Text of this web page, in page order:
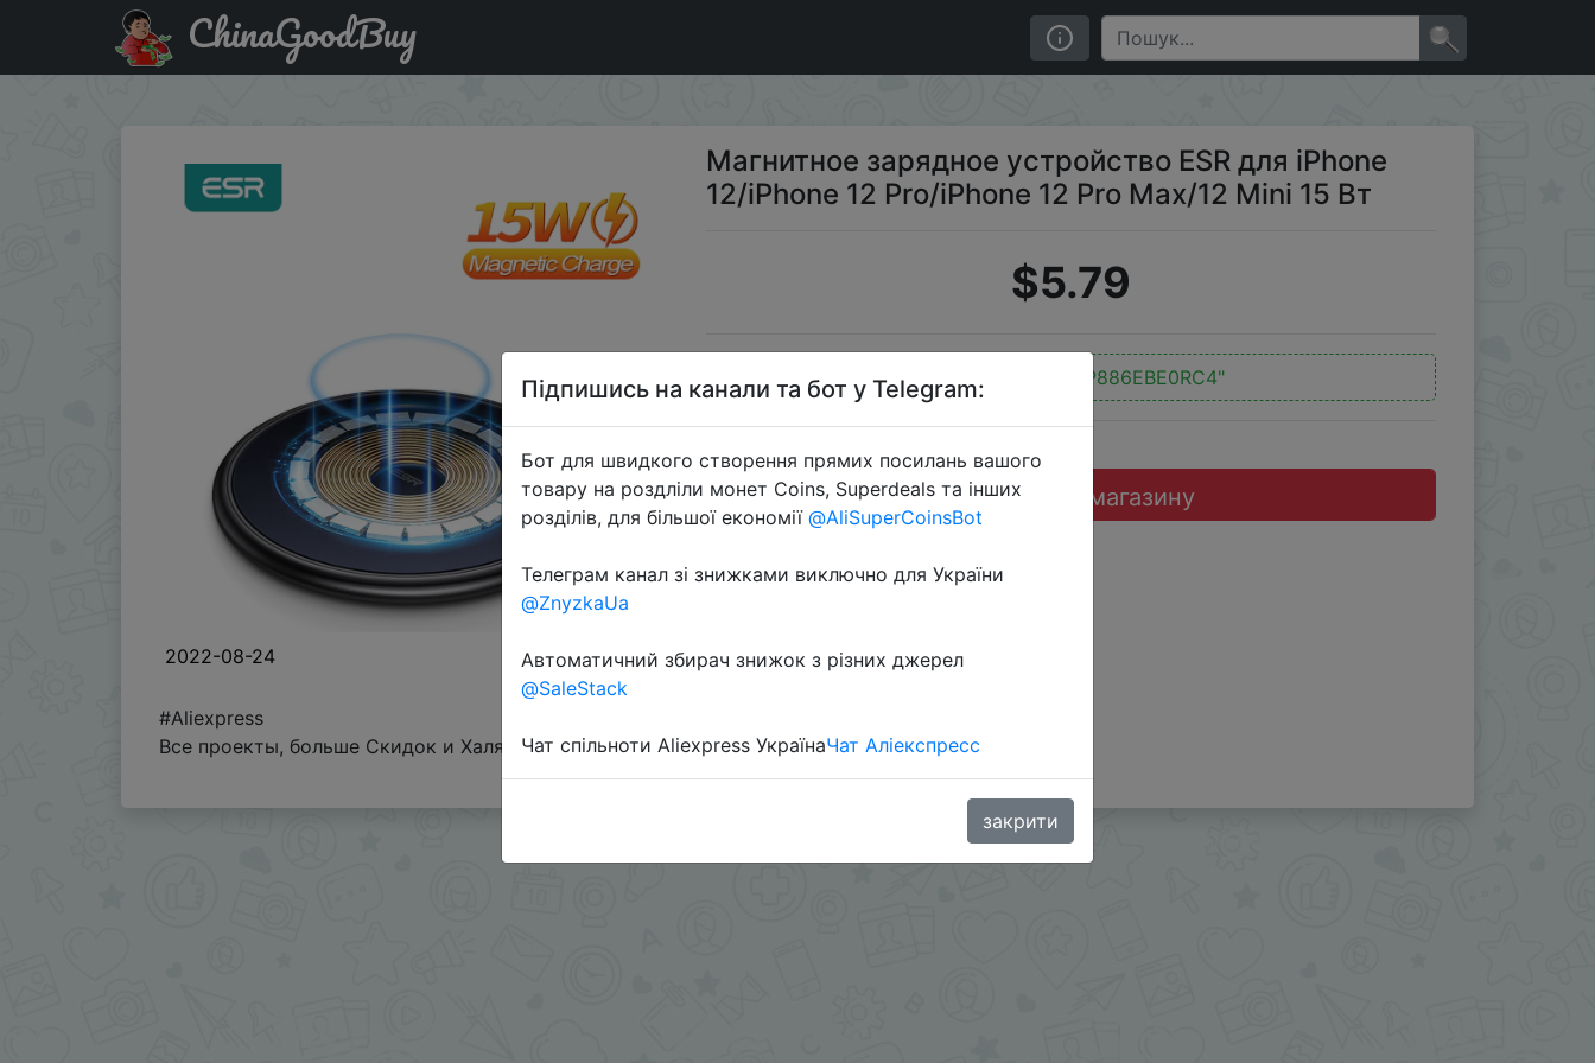
Паридбати з промокодом BP886EBE0RC4 Магнитное зарядное устройство ESR для iPhone 12/iPhone 12 Pro/iPhone 12 Pro Max/12 Mini 15 Вт
ChinaGoodBuy
2022-08-24
Магнитное зарядное устройство ESR для iPhone
12/iPhone 12 Pro/iPhone 12 Pro Max/12 Mini 15 Вт
$5.79
"BP886EBE0RC4"
Перейти до магазину
#Aliexpress
Все проекты, больше Скидок и Халявы в telegramt.me/s/ChinaGoodBuy/108378
Підпишись на канали та бот у Telegram:
Бот для швидкого створення прямих посилань вашого
товару на роздліли монет Coins, Superdeals та інших
розділів, для більшої економії @AliSuperCoinsBot
Телеграм канал зі знижками виключно для України
@ZnyzkaUa
Автоматичний збирач знижок з різних джерел
@SaleStack
Чат спільноти Aliexpress УкраїнаЧат Аліекспресс
закрити